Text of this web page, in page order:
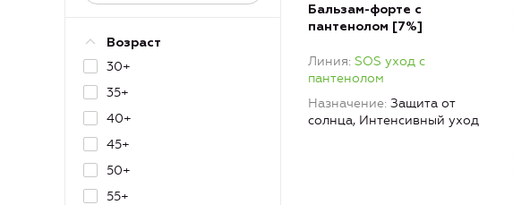
Возраст
30+
35+
40+
45+
50+
55+
Бальзам-форте с
пантенолом [7%]
детей и взрослых”
Линия SOS уход с
пантенолом
Назначение Защита от
солнца, Интенсивный уход